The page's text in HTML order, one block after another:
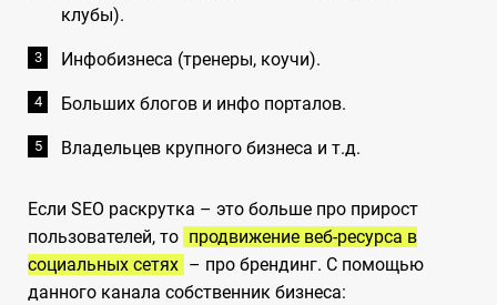
клубы).
Инфобизнеса (тренеры, коучи).
Больших блогов и инфо порталов.
Владельцев крупного бизнеса и т.д.
Если SEO раскрутка – это больше про прирост
пользователей, то продвижение веб-ресурса в
социальных сетях – про брендинг. С помощью
данного канала собственник бизнеса: